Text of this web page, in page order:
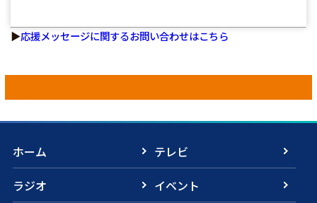
▶応援メッセージに関するお問い合わせはこちら
ホーム
テレビ
ラジオ
イベント